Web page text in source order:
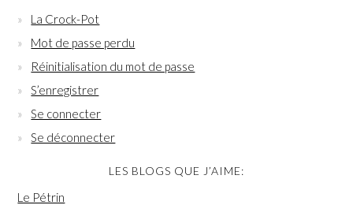
La Crock-Pot
Mot de passe perdu
Réinitialisation du mot de passe
S’enregistrer
Se connecter
Se déconnecter
LES BLOGS QUE J’AIME:
Le Pétrin